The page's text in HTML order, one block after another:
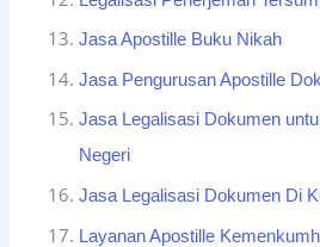
Jasa Apostille Buku Nikah
Jasa Pengurusan Apostille
Jasa Legalisasi Dokumen
Negeri
Jasa Legalisasi Dokumen Di
Layanan Apostille